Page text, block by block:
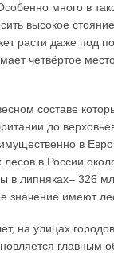
много в
высокое
расти даже под
четвёртое
составе
до
в
в России
липняках– 326
значение имеют
на улицах
главным